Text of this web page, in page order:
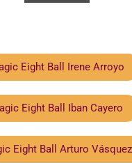
Eight Ball Irene Arroyo
Eight Ball Iban Cayero
Eight Ball Arturo Vásquez